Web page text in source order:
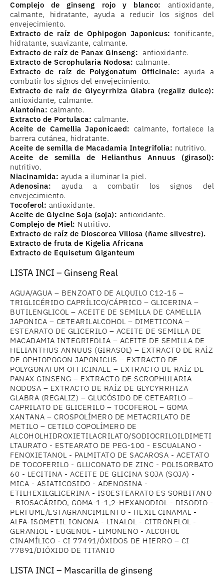
Complejo de ginseng rojo y blanco: antioxidante,
calmante, hidratante, ayuda a reducir los signos del
envejecimiento.
Extracto de raíz de Ophipogon Japonicus: tonificante,
hidratante, suavizante, calmante.
Extracto de raíz de Panax Ginseng: antioxidante.
Extracto de Scrophularia Nodosa: calmante.
Extracto de raíz de Polygonatum Officinale: ayuda a
combatir los signos del envejecimiento.
Extracto de raíz de Glycyrrhiza Glabra (regaliz dulce):
antioxidante, calmante.
Alantoína: calmante.
Extracto de Portulaca: calmante.
Aceite de Camellia Japonicaed: calmante, fortalece la
barrera cutánea, hidratante.
Aceite de semilla de Macadamia Integrifolia: nutritivo.
Aceite de semilla de Helianthus Annuus (girasol):
nutritivo.
Niacinamida: ayuda a iluminar la piel.
Adenosina: ayuda a combatir los signos del
envejecimiento.
Tocoferol: antioxidante.
Aceite de Glycine Soja (soja): antioxidante.
Complejo de Miel: Nutritivo.
Extracto de raíz de Dioscorea Villosa (ñame silvestre).
Extracto de fruta de Kigelia Africana
Extracto de Equisetum Giganteum
LISTA INCI – Ginseng Real
AGUA/AGUA – BENZOATO DE ALQUILO C12-15 –
TRIGLICÉRIDO CAPRÍLICO/CÁPRICO – GLICERINA –
BUTILENGLICOL – ACEITE DE SEMILLA DE CAMELLIA
JAPONICA – CETEARILALCOHOL – DIMETICONA –
ESTEARATO DE GLICERILO – ACEITE DE SEMILLA DE
MACADAMIA INTEGRIFOLIA – ACEITE DE SEMILLA DE
HELIANTHUS ANNUUS (GIRASOL) – EXTRACTO DE RAÍZ
DE OPHIOPOGON JAPONICUS – EXTRACTO DE
POLYGONATUM OFFICINALE – EXTRACTO DE RAÍZ DE
PANAX GINSENG – EXTRACTO DE SCROPHULARIA
NODOSA – EXTRACTO DE RAÍZ DE GLYCYRRHIZA
GLABRA (REGALIZ) – GLUCÓSIDO DE CETEARILO –
CAPRILATO DE GLICERILO – TOCOFEROL – GOMA
XANTANA – CROSPOLÍMERO DE METACRILATO DE
METILO – CETILO COPOLÍMERO DE
ALCOHOLHIDROXIETILACRILATO/SODIOCRILOILDIMETI
LTAURATO - ESTEARATO DE PEG-100 - ESCUALANO -
FENOXIETANOL - PALMITATO DE SACAROSA - ACETATO
DE TOCOFERILO - GLUCONATO DE ZINC - POLISORBATO
60 - LECITINA - ACEITE DE GLICINA SOJA (SOJA) -
MICA - ASIATICOSIDO - ADENOSINA -
ETILHEXILGLICERINA - ISOESTEARATO ES SORBITANO
- BIOSACÁRIDO, GOMA-1-1,2-HEXANODIOL - DISODIO -
PERFUME/ESTAGRANCIMIENTO - HEXIL CINAMAL -
ALFA-ISOMETIL IONONA - LINALOL - CITRONELOL -
GERANIOL - EUGENOL - LIMONENO - ALCOHOL
CINAMÍLICO - CI 77491/ÓXIDOS DE HIERRO – CI
77891/DIÓXIDO DE TITANIO
LISTA INCI – Mascarilla de ginseng